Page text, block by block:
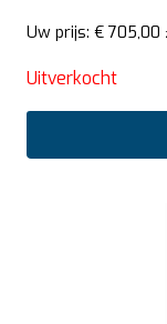
Uw prijs: € 705,00
Uitverkocht